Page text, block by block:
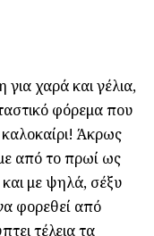
χαρά και γέλια,
φόρεμα που
Άκρως
από το πρωί ως
με ψηλά, σέξυ
φορεθεί από
τέλεια τα